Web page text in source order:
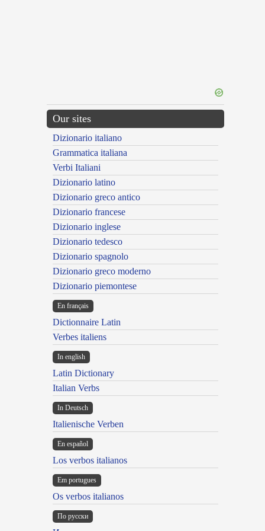
Our sites
Dizionario italiano
Grammatica italiana
Verbi Italiani
Dizionario latino
Dizionario greco antico
Dizionario francese
Dizionario inglese
Dizionario tedesco
Dizionario spagnolo
Dizionario greco moderno
Dizionario piemontese
En français
Dictionnaire Latin
Verbes italiens
In english
Latin Dictionary
Italian Verbs
In Deutsch
Italienische Verben
En español
Los verbos italianos
Em portugues
Os verbos italianos
По русски